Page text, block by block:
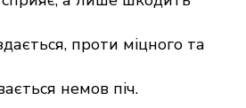
проти міцного та
немов піч.